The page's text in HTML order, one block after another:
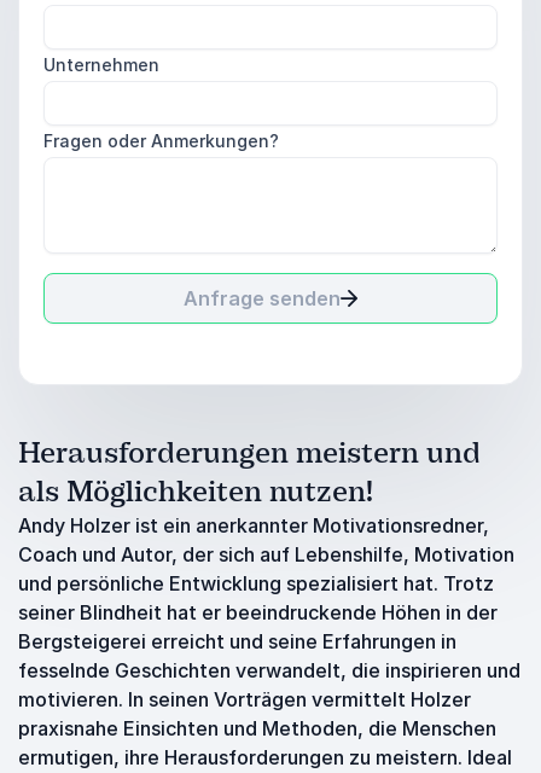
Unternehmen
Fragen oder Anmerkungen?
Anfrage senden
Herausforderungen meistern und
als Möglichkeiten nutzen!
Andy Holzer ist ein anerkannter Motivationsredner,
Coach und Autor, der sich auf Lebenshilfe, Motivation
und persönliche Entwicklung spezialisiert hat. Trotz
seiner Blindheit hat er beeindruckende Höhen in der
Bergsteigerei erreicht und seine Erfahrungen in
fesselnde Geschichten verwandelt, die inspirieren und
motivieren. In seinen Vorträgen vermittelt Holzer
praxisnahe Einsichten und Methoden, die Menschen
ermutigen, ihre Herausforderungen zu meistern. Ideal